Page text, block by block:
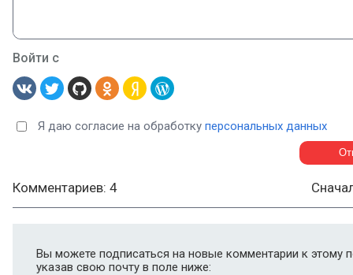
Войти с
Я даю согласие на обработку персональных данных
Комментариев: 4
Вы можете подписаться на новые комментарии к этому
указав свою почту в поле ниже: